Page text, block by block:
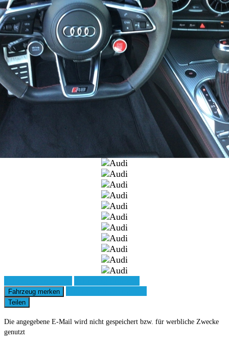
Fahrzeug merken
Teilen
Die angegebene E-Mail wird nicht gespeichert bzw. für werbliche Zwecke
genutzt